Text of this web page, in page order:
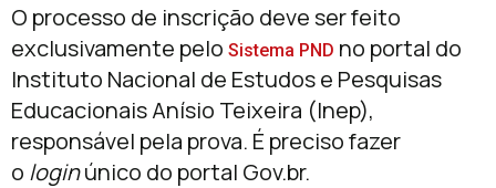
O processo de inscrição deve ser feito
exclusivamente pelo Sistema PND no portal do
Instituto Nacional de Estudos e Pesquisas
Educacionais Anísio Teixeira (Inep),
responsável pela prova. É preciso fazer
o loginúnico do portal Gov.br.